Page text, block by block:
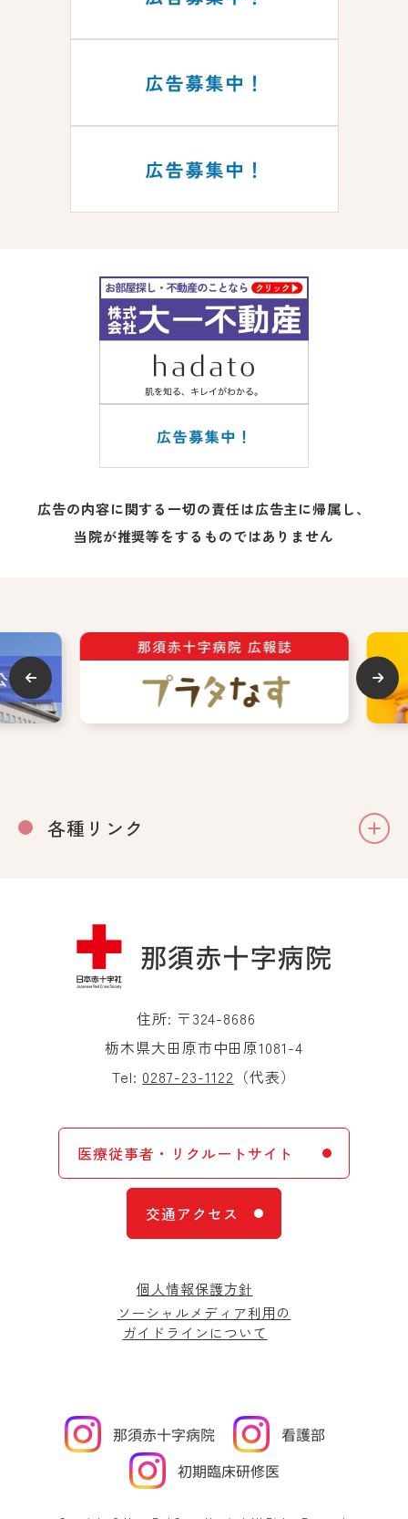
広告の内容に関する一切の責任は広告主に帰属し、
当院が推奨等をするものではありません
各種リンク
住所: 〒324-8686
栃木県大田原市中田原1081-4
Tel: 0287-23-1122 （代表）
医療従事者・リクルートサイト
交通アクセス
個人情報保護方針
ソーシャルメディア利用の
ガイドラインについて